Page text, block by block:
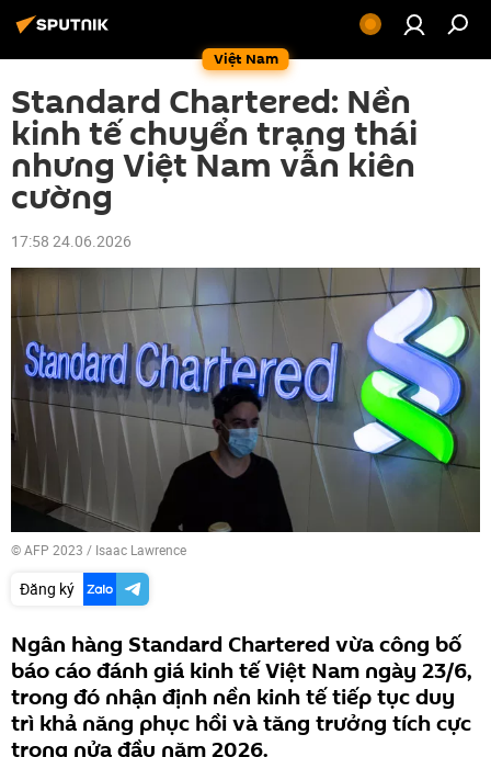
Việt Nam
Standard Chartered: Nền
kinh tế chuyển trạng thái
nhưng Việt Nam vẫn kiên
cường
17:58 24.06.2026
© AFP 2023 / Isaac Lawrence
Đăng ký
Ngân hàng Standard Chartered vừa công bố
báo cáo đánh giá kinh tế Việt Nam ngày 23/6,
trong đó nhận định nền kinh tế tiếp tục duy
trì khả năng phục hồi và tăng trưởng tích cực
trong nửa đầu năm 2026.